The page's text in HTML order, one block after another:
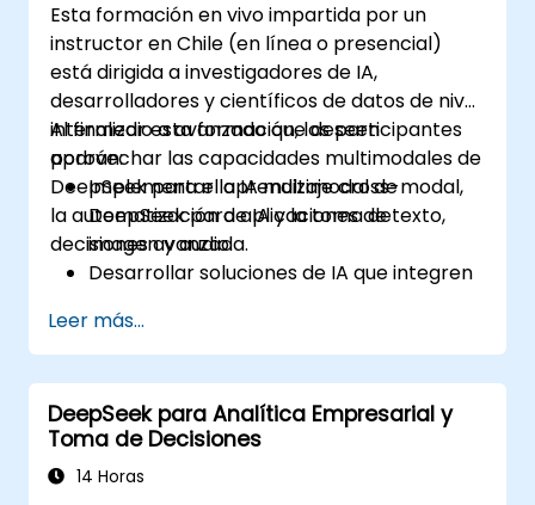
Esta formación en vivo impartida por un
instructor en Chile (en línea o presencial)
está dirigida a investigadores de IA,
desarrolladores y científicos de datos de nivel
intermedio a avanzado que deseen
aprovechar las capacidades multimodales de
DeepSeek para el aprendizaje cross-modal,
la automatización de IA y la toma de
decisiones avanzada.
Al finalizar esta formación, los participantes
podrán:
Implementar la IA multimodal de
DeepSeek para aplicaciones de texto,
imagen y audio.
Desarrollar soluciones de IA que integren
conocimientos más profundos.
Optimizar y ajustar modelos de DeepSeek
para el aprendizaje cross-modal.
Aplicar técnicas de IA multimodal a casos
de uso reales en la industria.
Leer más...
DeepSeek para Analítica Empresarial y
Toma de Decisiones
14 Horas